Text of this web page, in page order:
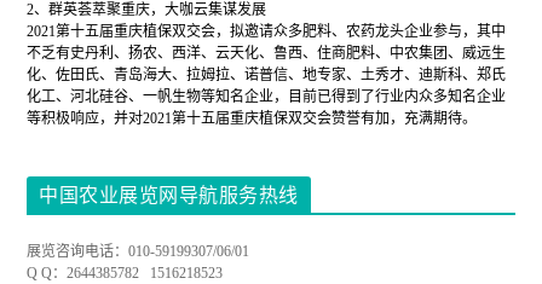
2、群英荟萃聚重庆，大咖云集谋发展
2021第十五届重庆植保双交会，拟邀请众多肥料、农药龙头企业参与，其中
不乏有史丹利、扬农、西洋、云天化、鲁西、住商肥料、中农集团、威远生
化、佐田氏、青岛海大、拉姆拉、诺普信、地专家、土秀才、迪斯科、郑氏
化工、河北硅谷、一帆生物等知名企业，目前已得到了行业内众多知名企业
等积极响应，并对2021第十五届重庆植保双交会赞誉有加，充满期待。
中国农业展览网导航服务热线
展览咨询电话：010-59199307/06/01
Q Q：2644385782 1516218523